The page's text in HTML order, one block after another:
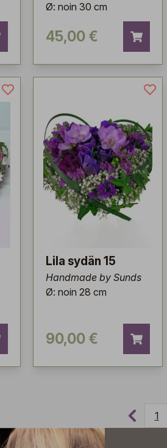
Ø: noin 30 cm
45,00 €
Lila sydän 15
Handmade by Sunds
Ø: noin 28 cm
90,00 €
1